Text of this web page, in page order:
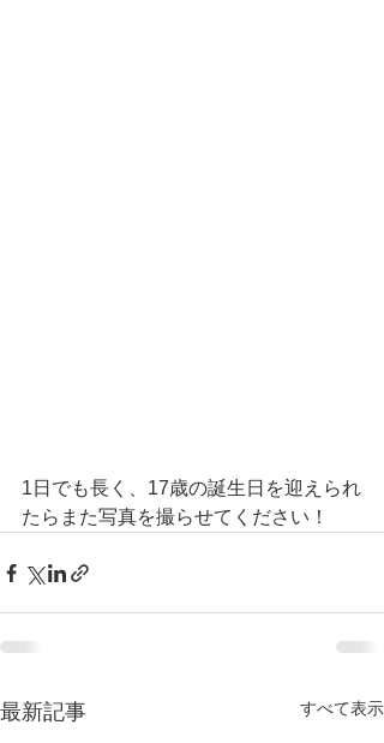
1日でも長く、17歳の誕生日を迎えられ
たらまた写真を撮らせてください！
最新記事 すべて表示